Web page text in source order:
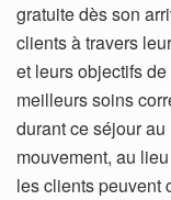
gratuite dès son
clients à travers
et leurs objectifs
meilleurs soins
durant ce séjour au
mouvement, au
les clients peuvent